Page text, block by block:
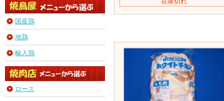
国産鶏
地鶏
輸入鶏
ロース